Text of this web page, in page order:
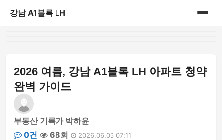
강남 A1블록 LH
2026 여름, 강남 A1블록 LH 아파트 청약
완벽 가이드
부동산 기록가 박하윤
0건
68회 2026.06.06 07:11